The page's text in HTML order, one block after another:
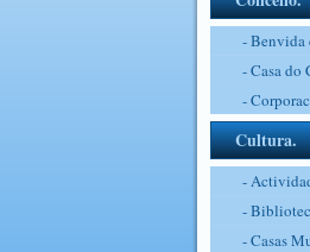
- Benvida
- Casa do
-
Cultura.
-
-
- Casas